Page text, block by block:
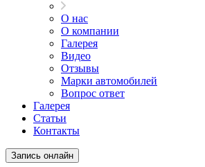
О нас
О компании
Галерея
Видео
Отзывы
Марки автомобилей
Вопрос ответ
Галерея
Статьи
Контакты
Запись онлайн